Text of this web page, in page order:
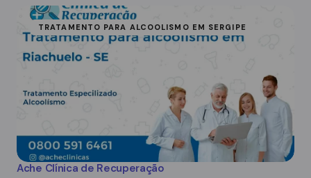
TRATAMENTO PARA ALCOOLISMO EM SERGIPE
Ache Clínica de Recuperação